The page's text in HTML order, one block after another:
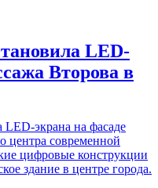
LED-
Второва в
LED-экрана на фасаде
центра современной
цифровые конструкции
здание в центре города.